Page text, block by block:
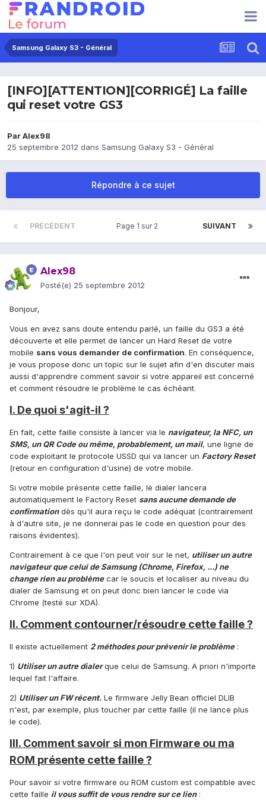
Samsung Galaxy S3 - Général
[INFO][ATTENTION][CORRIGÉ] La faille
qui reset votre GS3
ParAlex98
25 septembre 2012 dans Samsung Galaxy S3 - Général
Répondre à ce sujet
PRÉCÉDENT SUIVANT
Page 1 sur 2
Alex98
Posté(e) 25 septembre 2012
Bonjour,
Vous en avez sans doute entendu parlé, un faille du GS3 a été
découverte et elle permet de lancer un Hard Reset de votre
mobile sans vous demander de confirmation. En conséquence,
je vous propose donc un topic sur le sujet afin d'en discuter mais
aussi d'apprendre comment savoir si votre appareil est concerné
et comment résoudre le problème le cas échéant.
I. De quoi s'agit-il ?
En fait, cette faille consiste à lancer via le navigateur, la NFC, un
SMS, un QR Code ou même, probablement, un mail, une ligne de
code exploitant le protocole USSD qui va lancer un Factory Reset
(retour en configuration d'usine) de votre mobile.
Si votre mobile présente cette faille, le dialer lancera
automatiquement le Factory Reset sans aucune demande de
confirmationdès qu'il aura reçu le code adéquat (contrairement
à d'autre site, je ne donnerai pas le code en question pour des
raisons évidentes).
Contrairement à ce que l'on peut voir sur le net, utiliser un autre
navigateur que celui de Samsung (Chrome, Firefox, ...) ne
change rien au problèmecar le soucis et localiser au niveau du
dialer de Samsung et on peut donc bien lancer le code via
Chrome (testé sur XDA).
II. Comment contourner/résoudre cette faille ?
Il existe actuellement 2 méthodes pour prévenir le problème:
1) Utiliser un autre dialerque celui de Samsung. A priori n'importe
lequel fait l'affaire.
2) Utiliser un FW récent. Le firmware Jelly Bean officiel DLIB
n'est, par exemple, plus toucher par cette faille (il ne lance plus
le code).
III. Comment savoir si mon Firmware ou ma
ROM présente cette faille ?
Pour savoir si votre firmware ou ROM custom est compatible avec
cette faille il vous suffit de vous rendre sur ce lien: